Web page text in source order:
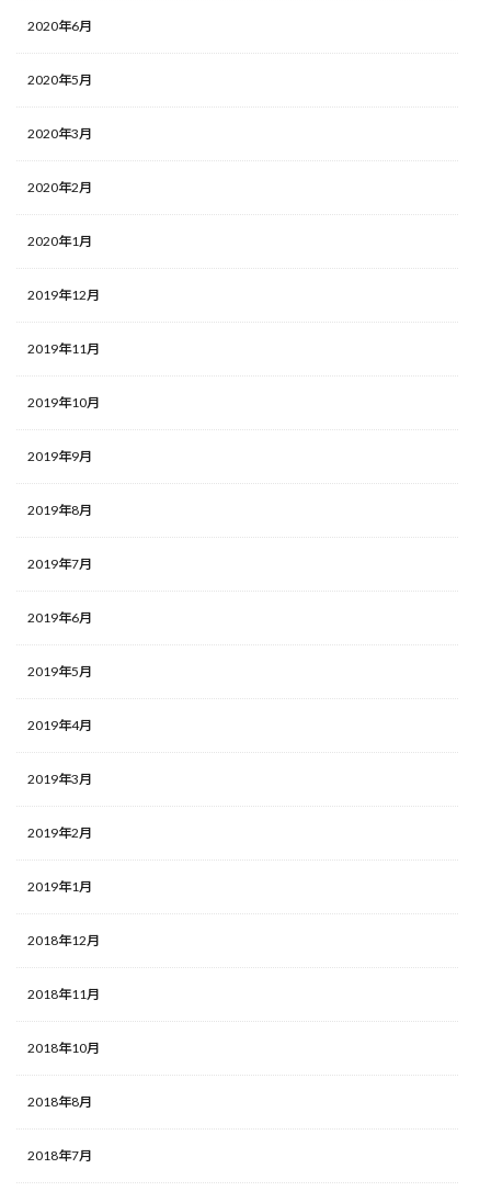
2020年6月
2020年5月
2020年3月
2020年2月
2020年1月
2019年12月
2019年11月
2019年10月
2019年9月
2019年8月
2019年7月
2019年6月
2019年5月
2019年4月
2019年3月
2019年2月
2019年1月
2018年12月
2018年11月
2018年10月
2018年8月
2018年7月